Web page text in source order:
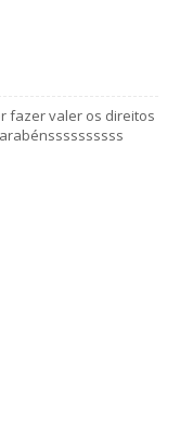
fazer valer os direitos